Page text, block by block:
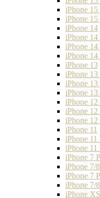
iPhone 15
iPhone
iPhone 14
iPhone 14
iPhone 14
iPhone
iPhone 13
iPhone
iPhone 13
iPhone
iPhone
iPhone
iPhone
iPhone 11
iPhone 11
iPhone
iPhone 7
iPhone 7/
iPhone 7
iPhone 7/
iPhone